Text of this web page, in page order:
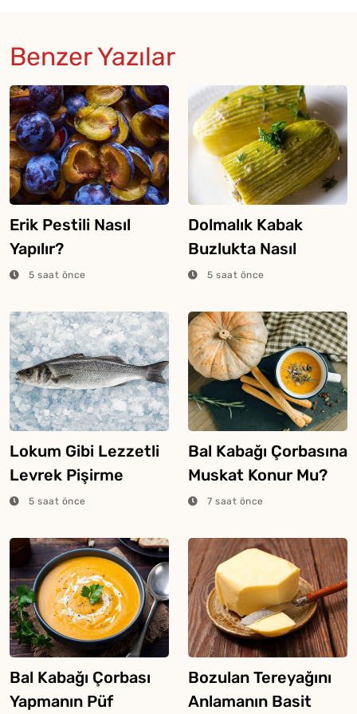
Benzer Yazılar
Erik Pestili Nasıl
Yapılır?
5 saat önce
Dolmalık Kabak
Buzlukta Nasıl
Saklanır?
5 saat önce
Lokum Gibi Lezzetli
Levrek Pişirme
Tüyosu
5 saat önce
Bal Kabağı Çorbasına
Muskat Konur Mu?
7 saat önce
Bal Kabağı Çorbası
Yapmanın Püf
Bozulan Tereyağını
Anlamanın Basit